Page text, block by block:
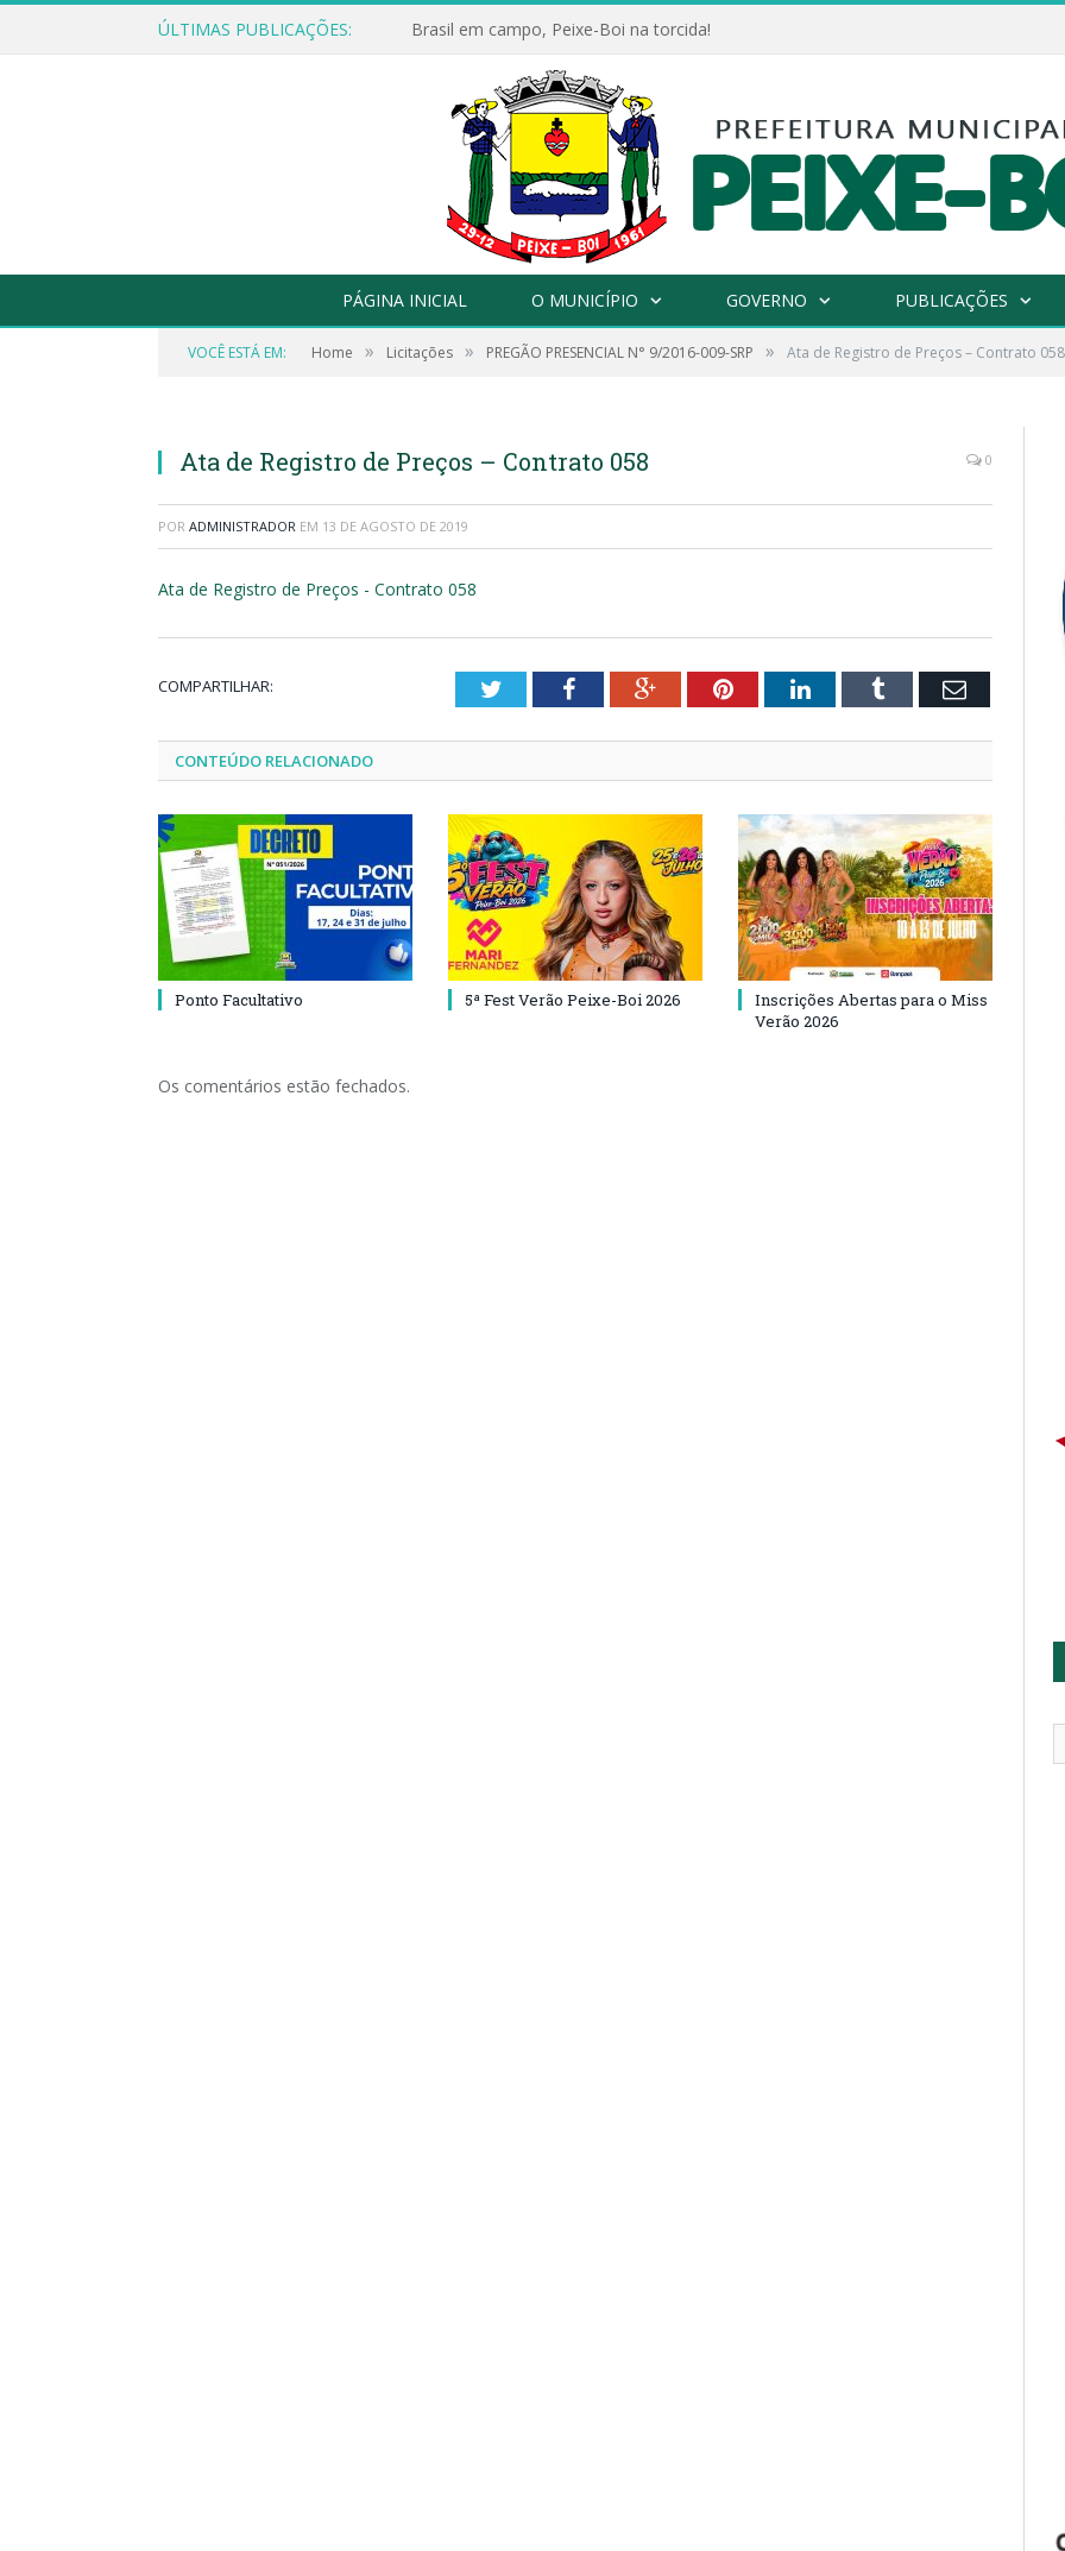
ÚLTIMAS PUBLICAÇÕES: Brasil em campo, Peixe-Boi na torcida!
PÁGINA INICIAL O MUNICÍPIO GOVERNO PUBLICAÇÕES
VOCÊ ESTÁ EM: Home » Licitações » PREGÃO PRESENCIAL N° 9/2016-009-SRP » Ata de Registro de Preços – Contrato 058
Ata de Registro de Preços – Contrato 058 0
POR ADMINISTRADOR EM 13 DE AGOSTO DE 2019
Ata de Registro de Preços - Contrato 058
COMPARTILHAR: TwitterFacebookGoogle+PinterestLinkedInTumblr Email
CONTEÚDO RELACIONADO
Ponto Facultativo 5ª Fest Verão Peixe-Boi 2026
Inscrições Abertas para o Miss
Verão 2026
Os comentários estão fechados.